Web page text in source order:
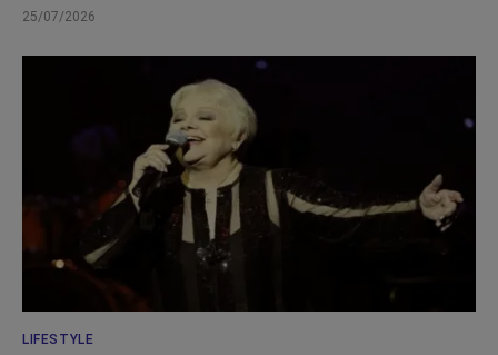
25/07/2026
LIFESTYLE